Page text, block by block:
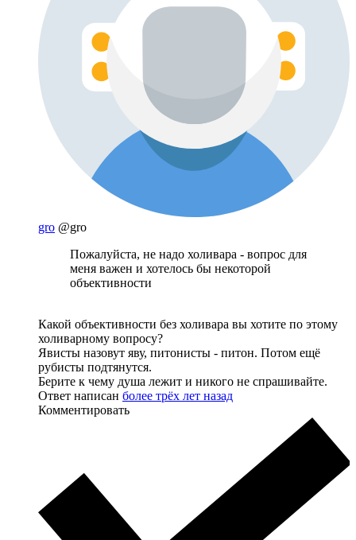
gro @gro
Пожалуйста, не надо холивара - вопрос для
меня важен и хотелось бы некоторой
объективности
Какой объективности без холивара вы хотите по этому
холиварному вопросу?
Явисты назовут яву, питонисты - питон. Потом ещё
рубисты подтянутся.
Берите к чему душа лежит и никого не спрашивайте.
Ответ написан более трёх лет назад
Комментировать